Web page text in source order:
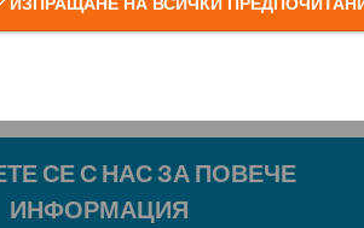
на потребителите ви във
СЕ С НАС ЗА ПОВЕЧЕ
ИНФОРМАЦИЯ